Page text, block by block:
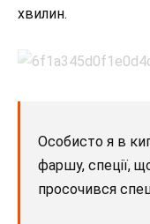
хвилин.
Особисто я в
фаршу, спеції,
просочився